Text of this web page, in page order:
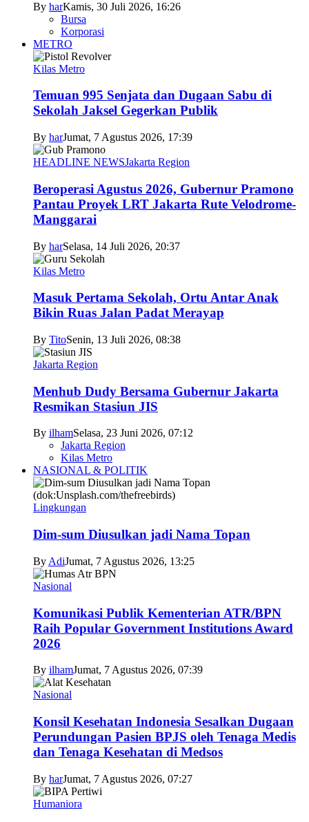
By harKamis, 30 Juli 2026, 16:26
Bursa
Korporasi
METRO
Kilas Metro
Temuan 995 Senjata dan Dugaan Sabu di
Sekolah Jaksel Gegerkan Publik
By harJumat, 7 Agustus 2026, 17:39
HEADLINE NEWSJakarta Region
Beroperasi Agustus 2026, Gubernur Pramono
Pantau Proyek LRT Jakarta Rute Velodrome-
Manggarai
By harSelasa, 14 Juli 2026, 20:37
Kilas Metro
Masuk Pertama Sekolah, Ortu Antar Anak
Bikin Ruas Jalan Padat Merayap
By TitoSenin, 13 Juli 2026, 08:38
Jakarta Region
Menhub Dudy Bersama Gubernur Jakarta
Resmikan Stasiun JIS
By ilhamSelasa, 23 Juni 2026, 07:12
Jakarta Region
Kilas Metro
NASIONAL & POLITIK
Lingkungan
Dim-sum Diusulkan jadi Nama Topan
By AdiJumat, 7 Agustus 2026, 13:25
Nasional
Komunikasi Publik Kementerian ATR/BPN
Raih Popular Government Institutions Award
2026
By ilhamJumat, 7 Agustus 2026, 07:39
Nasional
Konsil Kesehatan Indonesia Sesalkan Dugaan
Perundungan Pasien BPJS oleh Tenaga Medis
dan Tenaga Kesehatan di Medsos
By harJumat, 7 Agustus 2026, 07:27
Humaniora